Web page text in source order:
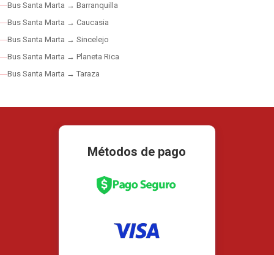
Bus Santa Marta → Barranquilla
Bus Santa Marta → Caucasia
Bus Santa Marta → Sincelejo
Bus Santa Marta → Planeta Rica
Bus Santa Marta → Taraza
Métodos de pago